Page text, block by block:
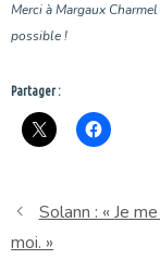
Merci à Margaux
possible !
Partager :
Solann : « Je
moi. »